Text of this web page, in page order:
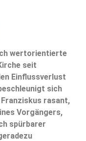
wertorientierte
seit
Einflussverlust
sich
rasant,
Vorgängers,
spürbarer